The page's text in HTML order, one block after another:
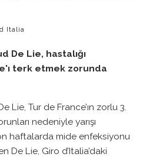
Italia
De Lie, hastalığı
terk etmek zorunda
Lie, Tur de France’ın zorlu 3.
nedeniyle yarışı
haftalarda mide enfeksiyonu
De Lie, Giro d’Italia’daki